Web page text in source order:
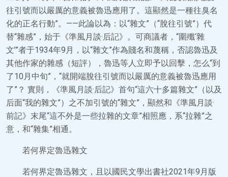
往引號而以嚴厲的意義被魯迅應用了。這顯然是一種往臭名
化的正名行動”。——此論以為：以“雜文”（“脫往引號”）代
替“雜感”，始于《準風月談·后記》。可商議者，“圍殲‘雜
文’”者于1934年9月，以“雜文”作為賤名和蔑稱，否認魯迅及
其他作家的雜感（短評），魯迅等人立即予以回擊，怎么“到
了10月中旬”，“就開端脫往引號而以嚴厲的意義被魯迅應用
了”？ 實則，《準風月談·后記》首句“這六十多篇雜文”（以及
后面“我的雜文”）之不加引號的“雜文”，顯然和《準風月談·
前記》末尾“這不外是一些拉雜的文章”相照應，系“拉雜”之
意，和“雜集”相通。
若何界定魯迅雜文
若何界定魯迅雜文，且以國民文學出書社2021年9月版